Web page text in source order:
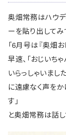
奥畑常務はハウ
ーを貼り出してみ
「6月号は『奥畑
早速、「おじいち
いらっしゃいまし
に遠慮なく声を
す」
と奥畑常務は話し